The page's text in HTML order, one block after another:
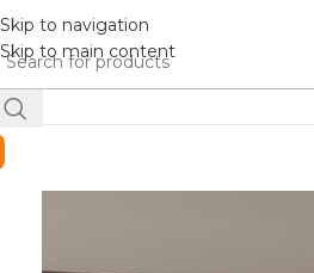
Skip to navigation
Skip to main content